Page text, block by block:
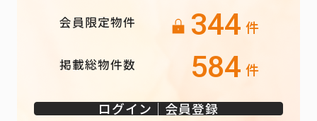
会員限定物件 344 件
掲載総物件数 584 件
ログイン｜会員登録